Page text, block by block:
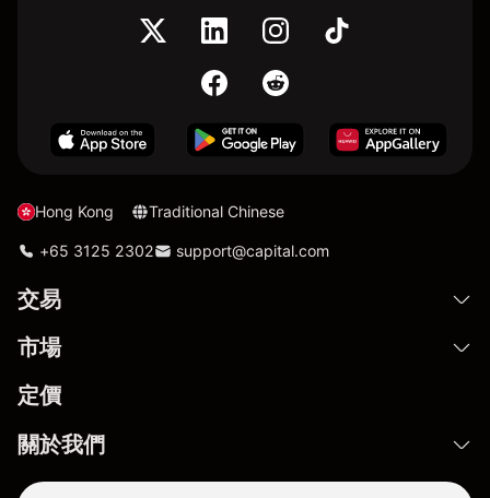
Hong Kong Traditional Chinese
+65 3125 2302 support@capital.com
交易
市場
定價
關於我們